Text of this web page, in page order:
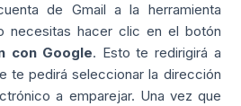
de Gmail a la herramienta
necesitas hacer clic en el botón
con Google. Esto te redirigirá a
te pedirá seleccionar la dirección
a emparejar. Una vez que